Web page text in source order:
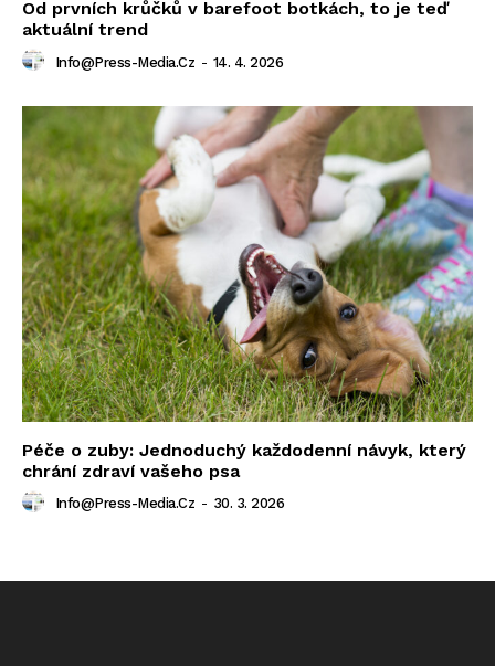
Od prvních krůčků v barefoot botkách, to je teď
aktuální trend
Info@press-Media.cz - 14. 4. 2026
Péče o zuby: Jednoduchý každodenní návyk, který
chrání zdraví vašeho psa
Info@press-Media.cz - 30. 3. 2026